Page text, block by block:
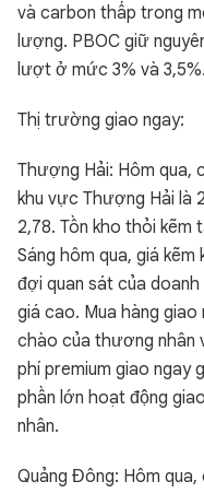
và carbon thấp trong
lượng. PBOC giữ
lượt ở mức 3% và 3,5%.
Thị trường giao ngay:
Thượng Hải: Hôm qua,
khu vực Thượng Hải là
2,78. Tồn kho thỏi kẽm
Sáng hôm qua, giá
đợi quan sát của
giá cao. Mua hàng giao
chào của thương nhân
phí premium giao ngay
phần lớn hoạt động
nhân.
Quảng Đông: Hôm qua,